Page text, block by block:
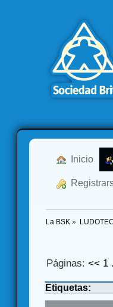
Inicio
La BSK »
Páginas:<< 1
Etiquetas: